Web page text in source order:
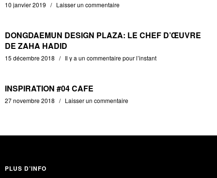
10 janvier 2019 Laisser un commentaire
DONGDAEMUN DESIGN PLAZA: LE CHEF D’ŒUVRE
DE ZAHA HADID
15 décembre 2018 Il y a un commentaire pour l’instant
INSPIRATION #04 CAFE
27 novembre 2018 Laisser un commentaire
PLUS D’INFO